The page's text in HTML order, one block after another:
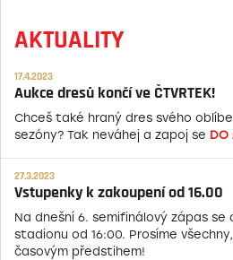
AKTUALITY
17.4.2023
Aukce dresů končí ve ČTVRTEK!
Chceš také hraný dres svého
sezóny? Tak neváhej a zapoj se DO
27.3.2023
Vstupenky k zakoupení od 16.00
Na dnešní 6. semifinálový zápas
stadionu od 16:00. Prosíme
časovým předstihem!